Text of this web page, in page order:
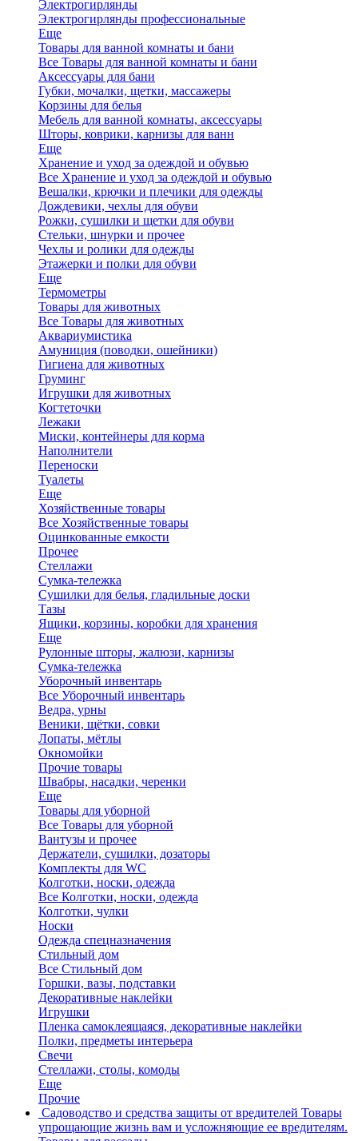
Электрогирлянды
Электрогирлянды профессиональные
Еще
Товары для ванной комнаты и бани
Все Товары для ванной комнаты и бани
Аксессуары для бани
Губки, мочалки, щетки, массажеры
Корзины для белья
Мебель для ванной комнаты, аксессуары
Шторы, коврики, карнизы для ванн
Еще
Хранение и уход за одеждой и обувью
Все Хранение и уход за одеждой и обувью
Вешалки, крючки и плечики для одежды
Дождевики, чехлы для обуви
Рожки, сушилки и щетки для обуви
Стельки, шнурки и прочее
Чехлы и ролики для одежды
Этажерки и полки для обуви
Еще
Термометры
Товары для животных
Все Товары для животных
Аквариумистика
Амуниция (поводки, ошейники)
Гигиена для животных
Груминг
Игрушки для животных
Когтеточки
Лежаки
Миски, контейнеры для корма
Наполнители
Переноски
Туалеты
Еще
Хозяйственные товары
Все Хозяйственные товары
Оцинкованные емкости
Прочее
Стеллажи
Сумка-тележка
Сушилки для белья, гладильные доски
Тазы
Ящики, корзины, коробки для хранения
Еще
Рулонные шторы, жалюзи, карнизы
Сумка-тележка
Уборочный инвентарь
Все Уборочный инвентарь
Ведра, урны
Веники, щётки, совки
Лопаты, мётлы
Окномойки
Прочие товары
Швабры, насадки, черенки
Еще
Товары для уборной
Все Товары для уборной
Вантузы и прочее
Держатели, сушилки, дозаторы
Комплекты для WC
Колготки, носки, одежда
Все Колготки, носки, одежда
Колготки, чулки
Носки
Одежда спецназначения
Стильный дом
Все Стильный дом
Горшки, вазы, подставки
Декоративные наклейки
Игрушки
Пленка самоклеящаяся, декоративные наклейки
Полки, предметы интерьера
Свечи
Стеллажи, столы, комоды
Еще
Прочие
Садоводство и средства защиты от вредителей Товары
упрощающие жизнь вам и усложняющие ее вредителям.